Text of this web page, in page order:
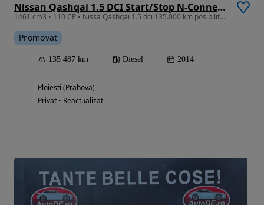
Nissan Qashqai 1.5 DCI Start/Stop N-Connecta
1461 cm3 • 110 CP • Nissa Qashqai 1.5 dci 135.000 km posibilitate rate/buy back
Promovat
135 487 km Diesel 2014
Ploiesti (Prahova)
Privat • Reactualizat